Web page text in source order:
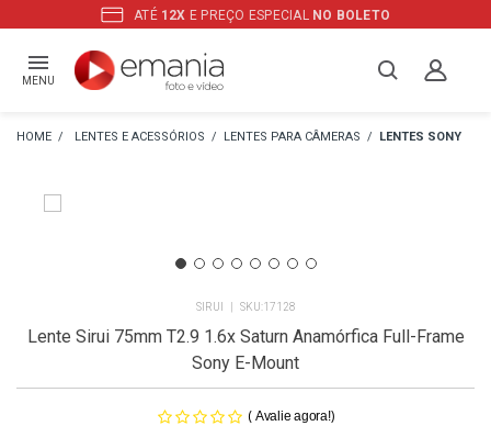
ATÉ 12X E PREÇO ESPECIAL NO BOLETO
MENU
LENTES E ACESSÓRIOS LENTES PARA CÂMERAS LENTES SONY
SIRUI 17128
Lente Sirui 75mm T2.9 1.6x Saturn Anamórfica Full-Frame
Sony E-Mount
( Avalie agora!)